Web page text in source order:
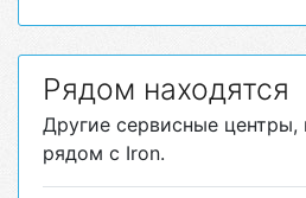
Рядом находятся
Другие сервисные центры,
рядом с Iron.